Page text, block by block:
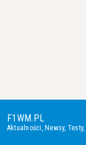
F1WM.PL
Aktualności, Newsy, Testy,